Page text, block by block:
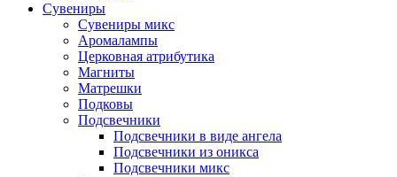
Сувениры
Сувениры микс
Аромалампы
Церковная атрибутика
Магниты
Матрешки
Подковы
Подсвечники
Подсвечники в виде ангела
Подсвечники из оникса
Подсвечники микс